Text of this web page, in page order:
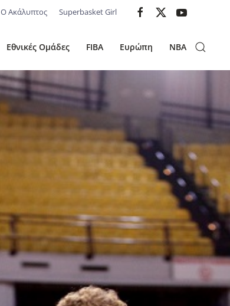
Ο Ακάλυπτος Superbasket Girl
Εθνικές Ομάδες FIBA Ευρώπη NBA